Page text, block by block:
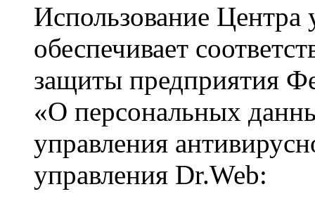
Использование Центра
обеспечивает
защиты предприятия
«О персональных
управления
управления Dr.Web: